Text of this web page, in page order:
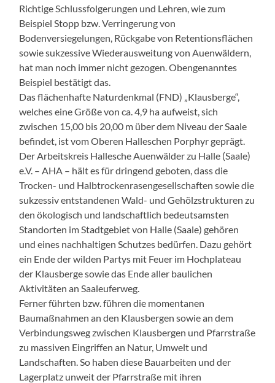
Richtige Schlussfolgerungen und Lehren, wie zum
Beispiel Stopp bzw. Verringerung von
Bodenversiegelungen, Rückgabe von Retentionsflächen
sowie sukzessive Wiederausweitung von Auenwäldern,
hat man noch immer nicht gezogen. Obengenanntes
Beispiel bestätigt das.
Das flächenhafte Naturdenkmal (FND) „Klausberge“,
welches eine Größe von ca. 4,9 ha aufweist, sich
zwischen 15,00 bis 20,00 m über dem Niveau der Saale
befindet, ist vom Oberen Halleschen Porphyr geprägt.
Der Arbeitskreis Hallesche Auenwälder zu Halle (Saale)
e.V. – AHA – hält es für dringend geboten, dass die
Trocken- und Halbtrockenrasengesellschaften sowie die
sukzessiv entstandenen Wald- und Gehölzstrukturen zu
den ökologisch und landschaftlich bedeutsamsten
Standorten im Stadtgebiet von Halle (Saale) gehören
und eines nachhaltigen Schutzes bedürfen. Dazu gehört
ein Ende der wilden Partys mit Feuer im Hochplateau
der Klausberge sowie das Ende aller baulichen
Aktivitäten an Saaleuferweg.
Ferner führten bzw. führen die momentanen
Baumaßnahmen an den Klausbergen sowie an dem
Verbindungsweg zwischen Klausbergen und Pfarrstraße
zu massiven Eingriffen an Natur, Umwelt und
Landschaften. So haben diese Bauarbeiten und der
Lagerplatz unweit der Pfarrstraße mit ihren